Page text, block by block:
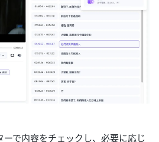
ーで内容をチェックし、必要に応じ